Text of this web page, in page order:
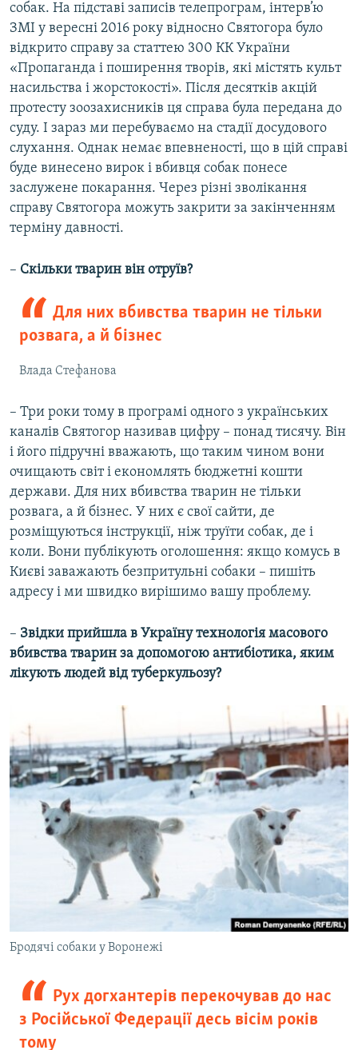
собак. На підставі записів телепрограм, інтерв’ю
ЗМІ у вересні 2016 року відносно Святогора було
відкрито справу за статтею 300 КК України
«Пропаганда і поширення творів, які містять культ
насильства і жорстокості». Після десятків акцій
протесту зоозахисників ця справа була передана до
суду. І зараз ми перебуваємо на стадії досудового
слухання. Однак немає впевненості, що в цій справі
буде винесено вирок і вбивця собак понесе
заслужене покарання. Через різні зволікання
справу Святогора можуть закрити за закінченням
терміну давності.
– Скільки тварин він отруїв?
Для них вбивства тварин не тільки
розвага, а й бізнес
Влада Стефанова
– Три роки тому в програмі одного з українських
каналів Святогор називав цифру – понад тисячу. Він
і його підручні вважають, що таким чином вони
очищають світ і економлять бюджетні кошти
держави. Для них вбивства тварин не тільки
розвага, а й бізнес. У них є свої сайти, де
розміщуються інструкції, ніж труїти собак, де і
коли. Вони публікують оголошення: якщо комусь в
Києві заважають безпритульні собаки – пишіть
адресу і ми швидко вирішимо вашу проблему.
– Звідки прийшла в Україну технологія масового
вбивства тварин за допомогою антибіотика, яким
лікують людей від туберкульозу?
Бродячі собаки у Воронежі
Рух догхантерів перекочував до нас
з Російської Федерації десь вісім років
тому